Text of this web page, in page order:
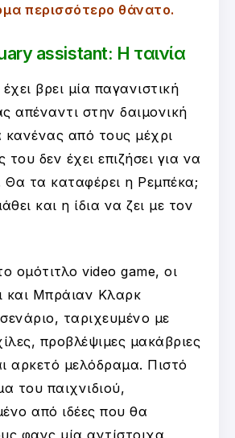
περισσότερο θάνατο.
assistant: Η ταινία
βρει μία παγανιστική
απέναντι στην δαιμονική
από τους μέχρι
δεν έχει επιζήσει για να
Θα τα καταφέρει η Ρεμπέκα;
και η ίδια να ζει με τον
ομότιτλο video game, οι
και Μπράιαν Κλαρκ
ταριχευμένο με
προβλέψιμες μακάβριες
αρκετό μελόδραμα. Πιστό
του παιχνιδιού,
από ιδέες που θα
φανς μία αντίστοιχα